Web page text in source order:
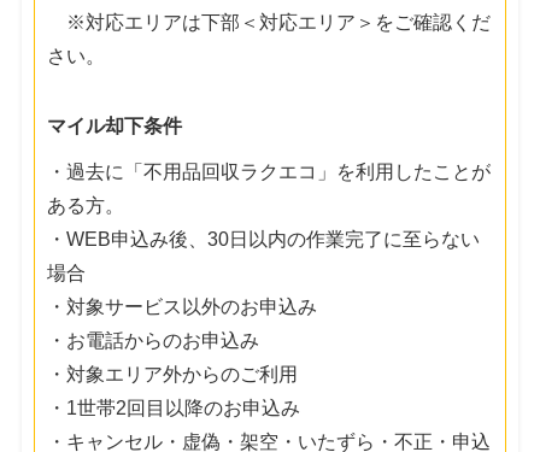
※対応エリアは下部＜対応エリア＞をご確認くだ
さい。
マイル却下条件
・過去に「不用品回収ラクエコ」を利用したことが
ある方。
・WEB申込み後、30日以内の作業完了に至らない
場合
・対象サービス以外のお申込み
・お電話からのお申込み
・対象エリア外からのご利用
・1世帯2回目以降のお申込み
・キャンセル・虚偽・架空・いたずら・不正・申込